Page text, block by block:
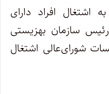
اشتغال افراد دارای
سازمان‌ بهزیستی‌
شورای‌عالی اشتغال